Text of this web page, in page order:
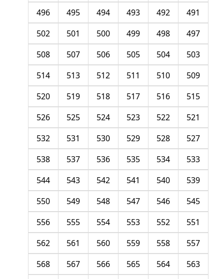
491
492
493
494
495
496
497
498
499
500
501
502
503
504
505
506
507
508
509
510
511
512
513
514
515
516
517
518
519
520
521
522
523
524
525
526
527
528
529
530
531
532
533
534
535
536
537
538
539
540
541
542
543
544
545
546
547
548
549
550
551
552
553
554
555
556
557
558
559
560
561
562
563
564
565
566
567
568